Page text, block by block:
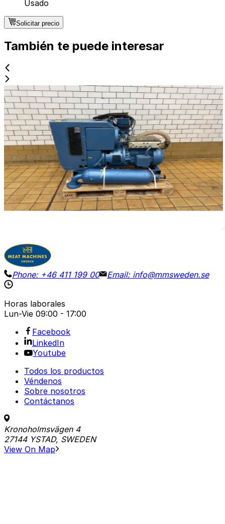
Usado
Solicitar precio
También te puede interesar
Usado
HUCKEPACK 437 015 1733
ID NR3269
150 x 80 x 90 cm
Bomba de vacío Huckepack Tipo 437 015 1733 con
sistema de refrigeración por agua. Probada y
controlada hasta 2 mbar.
Ver detalles
Solicitar precio
Phone: +46 411 199 00 Email: info@mmsweden.se
Horas laborales
Lun-Vie 09:00 - 17:00
Facebook
LinkedIn
Youtube
Todos los productos
Véndenos
Sobre nosotros
Contáctanos
Kronoholmsvägen 4
27144 YSTAD, SWEDEN
View On Map